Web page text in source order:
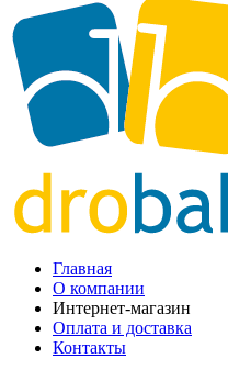
Главная
О компании
Интернет-магазин
Оплата и доставка
Контакты